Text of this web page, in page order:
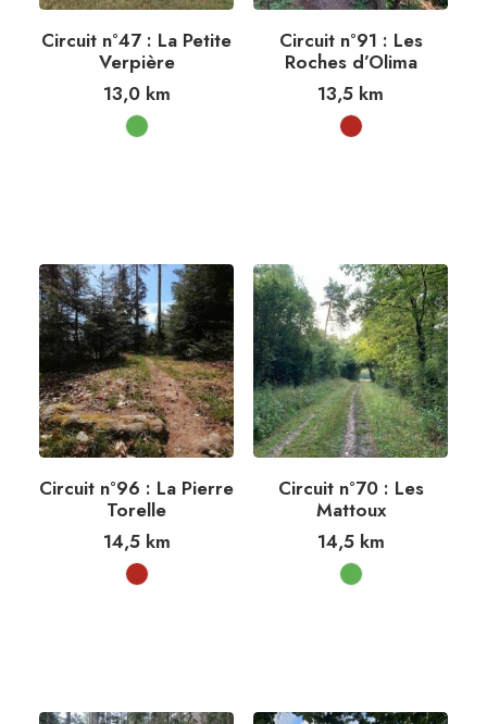
Circuit n°47 : La Petite
Verpière
13,0km
Circuit n°91 : Les
Roches d’Olima
13,5 km
Circuit n°96 : La Pierre
Torelle
14,5km
Circuit n°70 : Les
Mattoux
14,5km